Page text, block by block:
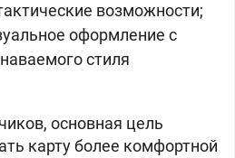
возможности;
оформление с
стиля
основная цель
карту более комфортной